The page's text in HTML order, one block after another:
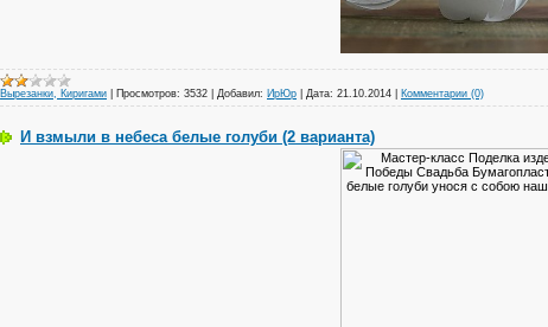
Вырезанки, Киригами Просмотров: 3532 Добавил: ИрЮр Дата: 21.10.2014 Комментарии (0)
И взмыли в небеса белые голуби (2 варианта)